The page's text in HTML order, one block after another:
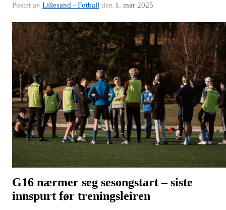
Postet av Lillesand - Fotball den 1. mar 2025
G16 nærmer seg sesongstart – siste
innspurt før treningsleiren